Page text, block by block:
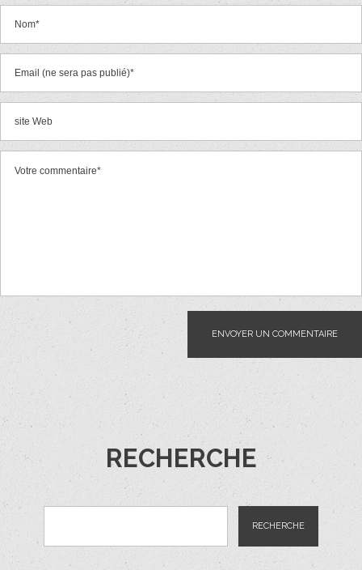
RECHERCHE